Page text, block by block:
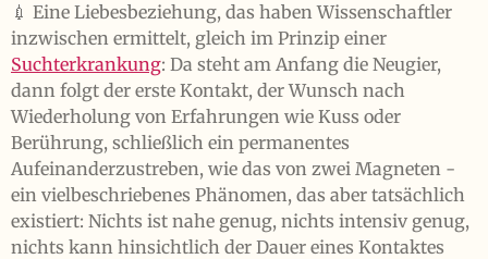
💉 Eine Liebesbeziehung, das haben Wissenschaftler
inzwischen ermittelt, gleich im Prinzip einer
Suchterkrankung: Da steht am Anfang die Neugier,
dann folgt der erste Kontakt, der Wunsch nach
Wiederholung von Erfahrungen wie Kuss oder
Berührung, schließlich ein permanentes
Aufeinanderzustreben, wie das von zwei Magneten -
ein vielbeschriebenes Phänomen, das aber tatsächlich
existiert: Nichts ist nahe genug, nichts intensiv genug,
nichts kann hinsichtlich der Dauer eines Kontaktes